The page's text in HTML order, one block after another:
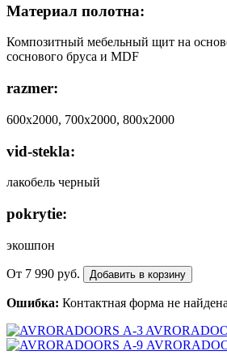
Материал полотна:
Композитный мебельный щит на
соснового бруса и MDF
razmer:
600х2000, 700х2000, 800х2000
vid-stekla:
лакобель черный
pokrytie:
экошпон
От 7 990 руб. Добавить в корзину
Ошибка: Контактная форма не